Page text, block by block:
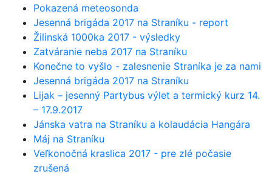
Pokazená meteosonda
Jesenná brigáda 2017 na Straníku - report
Žilinská 1000ka 2017 - výsledky
Zatváranie neba 2017 na Straníku
Konečne to vyšlo - zalesnenie Straníka je za nami
Jesenná brigáda 2017 na Straníku
Lijak – jesenný Partybus výlet a termický kurz 14.
– 17.9.2017
Jánska vatra na Straníku a kolaudácia Hangára
Máj na Straníku
Veľkonočná kraslica 2017 - pre zlé počasie
zrušená